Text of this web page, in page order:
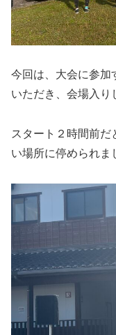
今回は、大会に参加
いただき、会場入り
スタート２時間前だ
い場所に停められま